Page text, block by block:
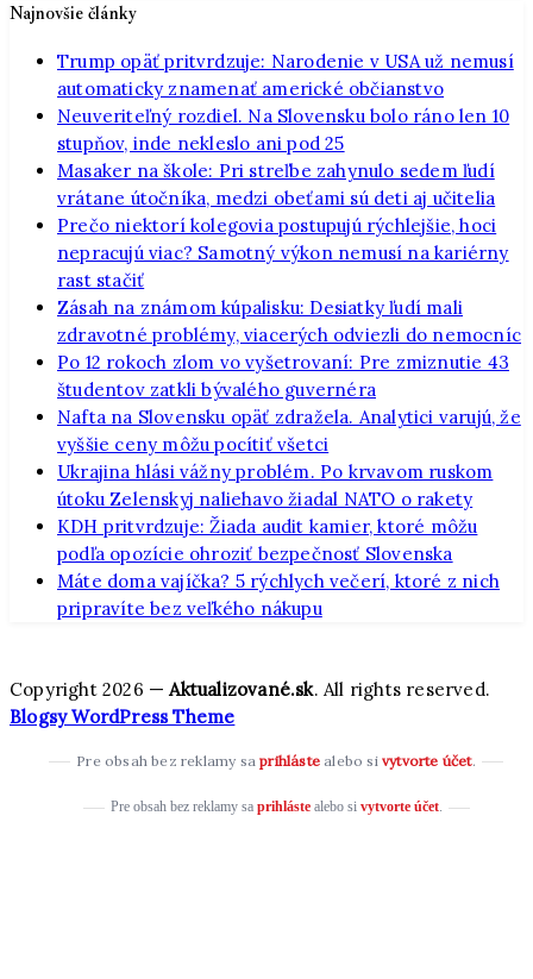
Najnovšie články
Trump opäť pritvrdzuje: Narodenie v USA už nemusí
automaticky znamenať americké občianstvo
Neuveriteľný rozdiel. Na Slovensku bolo ráno len 10
stupňov, inde nekleslo ani pod 25
Masaker na škole: Pri streľbe zahynulo sedem ľudí
vrátane útočníka, medzi obeťami sú deti aj učitelia
Prečo niektorí kolegovia postupujú rýchlejšie, hoci
nepracujú viac? Samotný výkon nemusí na kariérny
rast stačiť
Zásah na známom kúpalisku: Desiatky ľudí mali
zdravotné problémy, viacerých odviezli do nemocníc
Po 12 rokoch zlom vo vyšetrovaní: Pre zmiznutie 43
študentov zatkli bývalého guvernéra
Nafta na Slovensku opäť zdražela. Analytici varujú, že
vyššie ceny môžu pocítiť všetci
Ukrajina hlási vážny problém. Po krvavom ruskom
útoku Zelenskyj naliehavo žiadal NATO o rakety
KDH pritvrdzuje: Žiada audit kamier, ktoré môžu
podľa opozície ohroziť bezpečnosť Slovenska
Máte doma vajíčka? 5 rýchlych večerí, ktoré z nich
pripravíte bez veľkého nákupu
Copyright 2026 —Aktualizované.sk. All rights reserved.
Blogsy WordPress Theme
Pre obsah bez reklamy saprihláste alebo si vytvorte účet.